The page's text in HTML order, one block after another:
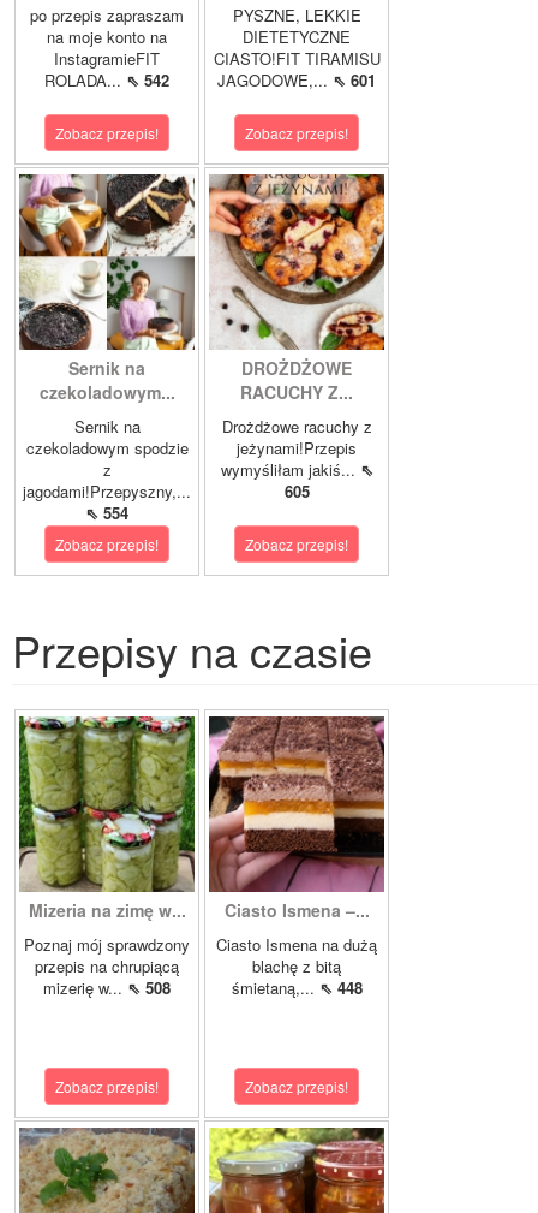
po przepis zapraszam
na moje konto na
InstagramieFIT
ROLADA... ⇖ 542
Zobacz przepis!
PYSZNE, LEKKIE
DIETETYCZNE
CIASTO!FIT TIRAMISU
JAGODOWE,... ⇖ 601
Zobacz przepis!
Sernik na
czekoladowym...
Sernik na
czekoladowym spodzie
z
jagodami!Przepyszny,...
⇖ 554
Zobacz przepis!
DROŻDŻOWE
RACUCHY Z...
Drożdżowe racuchy z
jeżynami!Przepis
wymyśliłam jakiś... ⇖
605
Zobacz przepis!
Przepisy na czasie
Mizeria na zimę w...
Poznaj mój sprawdzony
przepis na chrupiącą
mizerię w... ⇖ 508
Zobacz przepis!
Ciasto Ismena –...
Ciasto Ismena na dużą
blachę z bitą
śmietaną,... ⇖ 448
Zobacz przepis!